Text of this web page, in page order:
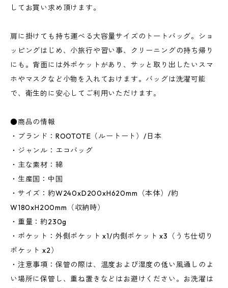
してお買い求め頂けます。
肩に掛けても持ち運べる大容量サイズのトートバッグ。ショ
ッピングはじめ、小旅行や習い事、クリーニングの持ち帰り
にも。背面には外ポケットがあり、サッと取り出したいスマ
ホやマスクなど小物を入れておけます。バッグは洗濯可能
で、衛生的に安心してご利用いただけます。
●商品の情報
・ブランド：ROOTOTE（ルートート）/日本
・ジャンル：エコバッグ
・主な素材：綿
・生産国：中国
・サイズ：約W240xD200xH620mm（本体）/約
W180xH200mm（収納時）
・重量：約230g
・ポケット：外側ポケット x1/内側ポケット x3（うち仕切り
ポケット x2）
・注意事項：保管の際は、温度および湿度の低い風通しのよ
い場所に保管し、重ね置きなどはお避けください。お洗濯は